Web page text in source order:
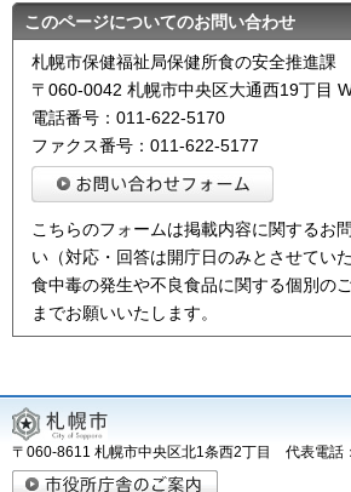
このページについてのお問い合わせ
札幌市保健福祉局保健所食の安全推進課
〒060-0042 札幌市中央区大通西19丁目
電話番号：011-622-5170
ファクス番号：011-622-5177
こちらのフォームは掲載内容に関するお
い（対応・回答は開庁日のみとさせてい
食中毒の発生や不良食品に関する個別の
までお願いいたします。
〒060-8611 札幌市中央区北1条西2丁目 代表電